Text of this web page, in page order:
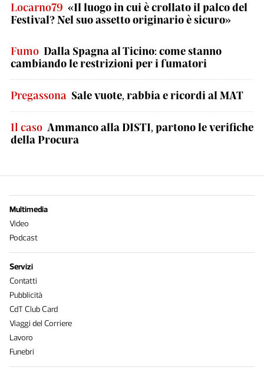
Locarno79 «Il luogo in cui è crollato il palco del
Festival? Nel suo assetto originario è sicuro»
Fumo Dalla Spagna al Ticino: come stanno
cambiando le restrizioni per i fumatori
Pregassona Sale vuote, rabbia e ricordi al MAT
Il caso Ammanco alla DISTI, partono le verifiche
della Procura
Multimedia
Video
Podcast
Servizi
Contatti
Pubblicità
CdT Club Card
Viaggi del Corriere
Lavoro
Funebri